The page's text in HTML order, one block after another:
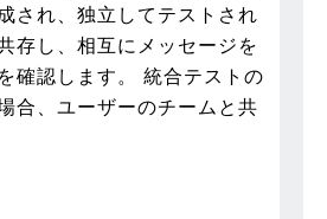
され、独立してテストされ
存し、相互にメッセージを
確認します。 統合テストの
合、ユーザーのチームと共